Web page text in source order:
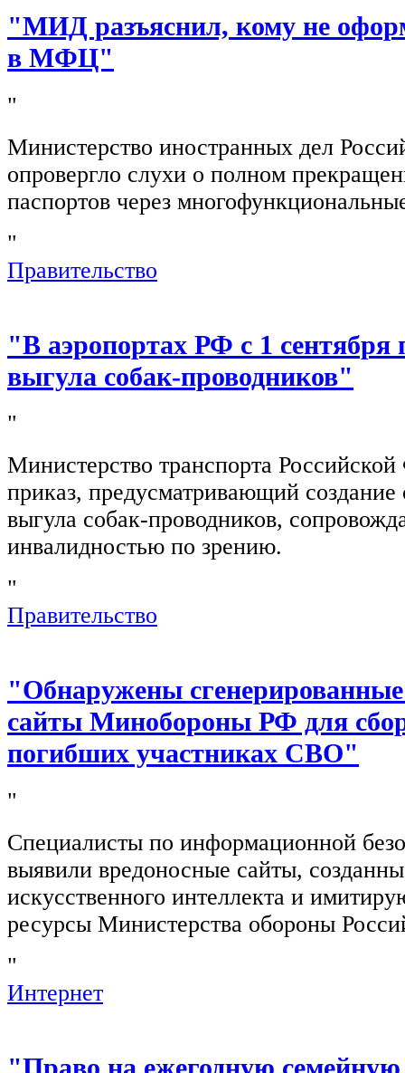
"МИД разъяснил, кому не
в МФЦ"
"
Министерство иностранных дел
опровергло слухи о полном
паспортов через
"
Правительство
"В аэропортах РФ с 1 сентября
выгула собак-проводников"
"
Министерство транспорта
приказ, предусматривающий создание
выгула собак-проводников,
инвалидностью по зрению.
"
Правительство
"Обнаружены
сайты Минобороны РФ для
погибших участниках СВО"
"
Специалисты по информационной
выявили вредоносные сайты,
искусственного интеллекта и
ресурсы Министерства обороны
"
Интернет